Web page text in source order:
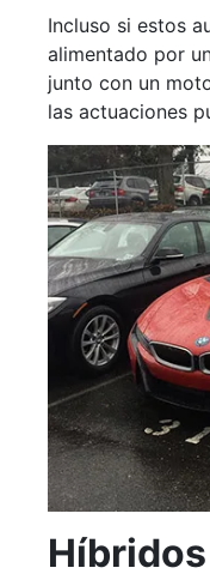
Incluso si estos
alimentado por
junto con un
las actuaciones